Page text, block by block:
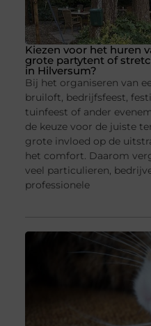
Kiezen voor het huren
grote partytent of
in Hilversum?
Bij het organiseren van
bruiloft, bedrijfsfeest,
tuinfeest of ander
de keuze voor de juiste
grote invloed op de
het comfort. Daarom
veel particulieren,
professionele